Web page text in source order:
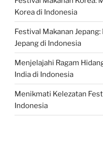
Korea di Indonesia
Festival Makanan
Jepang di Indonesia
Menjelajahi Ragam
India di Indonesia
Menikmati Kelezatan
Indonesia